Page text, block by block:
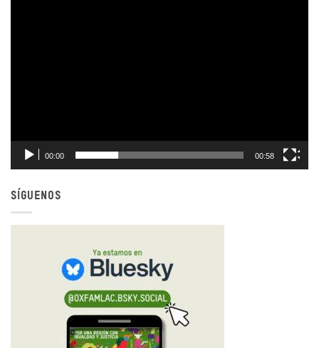
00:00 00:58
SÍGUENOS